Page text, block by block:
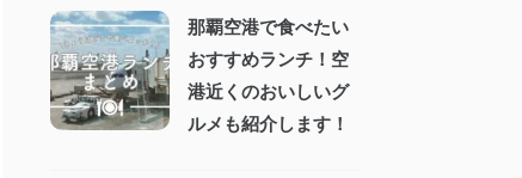
那覇空港で食べたい
おすすめランチ！空
港近くのおいしいグ
ルメも紹介します！